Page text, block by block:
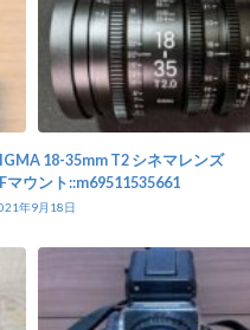
18-35mm T2 シネマレンズ
マウント::m69511535661
年9月18日